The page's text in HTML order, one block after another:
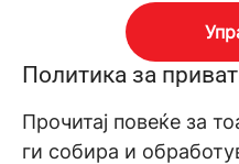
Политика за
Прочитај повеќе за
ги собира и